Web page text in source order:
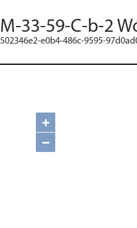
M-33-59-C-b-2
502346e2-e0b4-486c-9595-
+
−